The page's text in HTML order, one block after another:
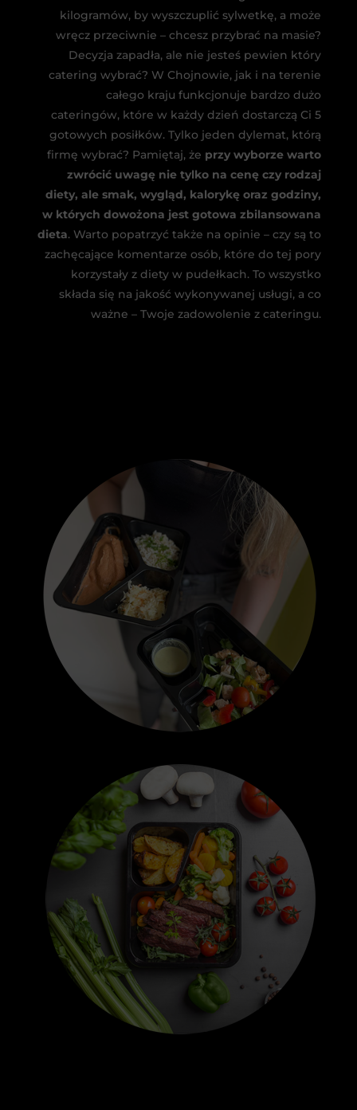
kilogramów, by wyszczuplić sylwetkę, a może
wręcz przeciwnie – chcesz przybrać na masie?
Decyzja zapadła, ale nie jesteś pewien który
catering wybrać? W Chojnowie, jak i na terenie
całego kraju funkcjonuje bardzo dużo
cateringów, które w każdy dzień dostarczą Ci 5
gotowych posiłków. Tylko jeden dylemat, którą
firmę wybrać? Pamiętaj, że przy wyborze warto
zwrócić uwagę nie tylko na cenę czy rodzaj
diety, ale smak, wygląd, kalorykę oraz godziny,
w których dowożona jest gotowa zbilansowana
dieta. Warto popatrzyć także na opinie – czy są to
zachęcające komentarze osób, które do tej pory
korzystały z diety w pudełkach. To wszystko
składa się na jakość wykonywanej usługi, a co
ważne – Twoje zadowolenie z cateringu.